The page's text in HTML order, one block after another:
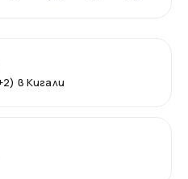
в Кигали